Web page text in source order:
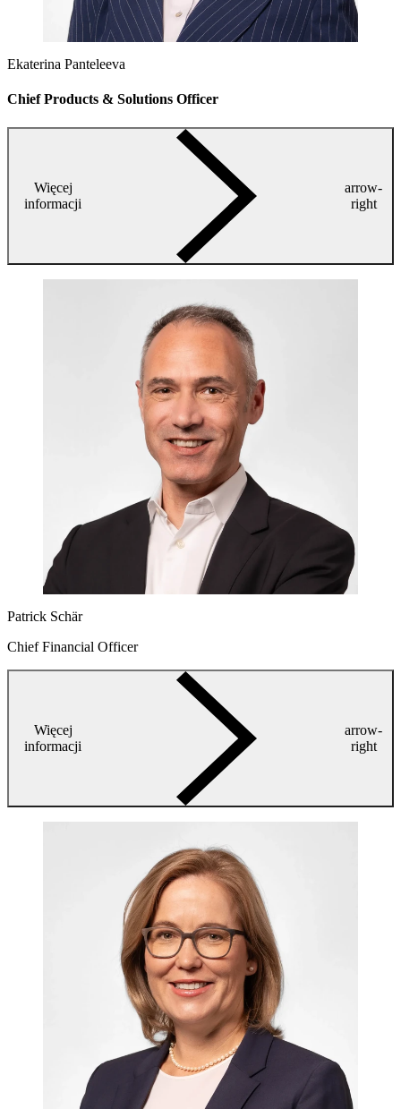
Ekaterina Panteleeva
Chief Products & Solutions Officer
Więcej
informacji
arrow-
right
Patrick Schär
Chief Financial Officer
Więcej
informacji
arrow-
right